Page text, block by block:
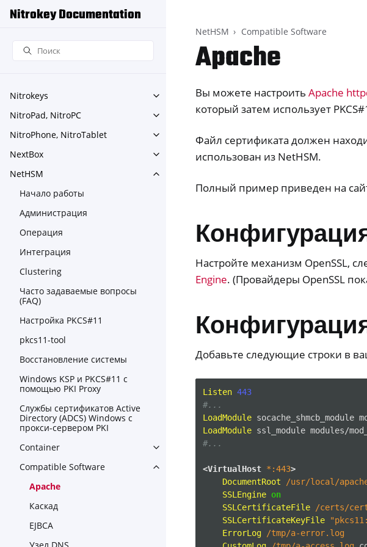
Nitrokey Documentation
Nitrokeys
Toggle navigation of Nitrokeys
NitroPad, NitroPC
Toggle navigation of NitroPad, NitroPC
NitroPhone, NitroTablet
Toggle navigation of NitroPhone, NitroTablet
NextBox
Toggle navigation of NextBox
NetHSM
Toggle navigation of NetHSM
Начало работы
Администрация
Операция
Интеграция
Clustering
Часто задаваемые вопросы
(FAQ)
Настройка PKCS#11
pkcs11-tool
Восстановление системы
Windows KSP и PKCS#11 с
помощью PKI Proxy
Службы сертификатов Active
Directory (ADCS) Windows с
прокси-сервером PKI
Container
Toggle navigation of Container
Compatible Software
Toggle navigation of Compatible Software
Apache
Каскад
EJBCA
NetHSM Compatible Software
Apache
Вы можете настроить Apache
который затем использует
Файл сертификата должен
использован из NetHSM.
Полный пример приведен на
Конфигурация
Настройте механизм OpenSSL,
Engine. (Провайдеры OpenSSL
Добавьте следующие строки в
Listen 443
#...
LoadModule socache_shmcb_module
LoadModule ssl_module
#...
<VirtualHost *:443>
DocumentRoot
/usr/local/
SSLEngine on
SSLCertificateFile
/certs/
SSLCertificateKeyFile
ErrorLog
/tmp/a-error.log